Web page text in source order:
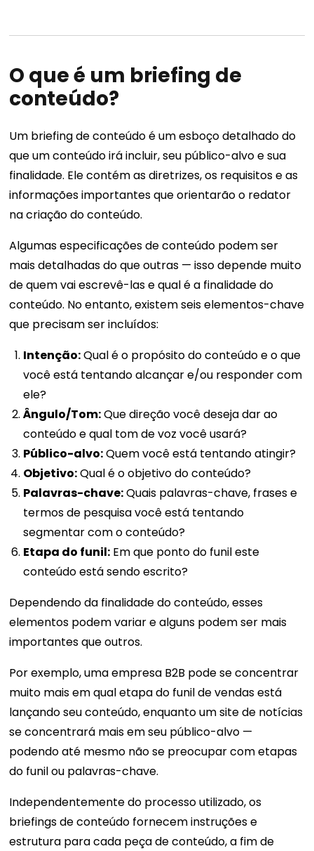
O que é um briefing de
conteúdo?
Um briefing de conteúdo é um esboço detalhado do
que um conteúdo irá incluir, seu público-alvo e sua
finalidade. Ele contém as diretrizes, os requisitos e as
informações importantes que orientarão o redator
na criação do conteúdo.
Algumas especificações de conteúdo podem ser
mais detalhadas do que outras — isso depende muito
de quem vai escrevê-las e qual é a finalidade do
conteúdo. No entanto, existem seis elementos-chave
que precisam ser incluídos:
Intenção:Qual é o propósito do conteúdo e o que
você está tentando alcançar e/ou responder com
ele?
Ângulo/Tom:Que direção você deseja dar ao
conteúdo e qual tom de voz você usará?
Público-alvo:Quem você está tentando atingir?
Objetivo:Qual é o objetivo do conteúdo?
Palavras-chave:Quais palavras-chave, frases e
termos de pesquisa você está tentando
segmentar com o conteúdo?
Etapa do funil: Em que ponto do funil este
conteúdo está sendo escrito?
Dependendo da finalidade do conteúdo, esses
elementos podem variar e alguns podem ser mais
importantes que outros.
Por exemplo, uma empresa B2B pode se concentrar
muito mais em qual etapa do funil de vendas está
lançando seu conteúdo, enquanto um site de notícias
se concentrará mais em seu público-alvo —
podendo até mesmo não se preocupar com etapas
do funil ou palavras-chave.
Independentemente do processo utilizado, os
briefings de conteúdo fornecem instruções e
estrutura para cada peça de conteúdo, a fim de